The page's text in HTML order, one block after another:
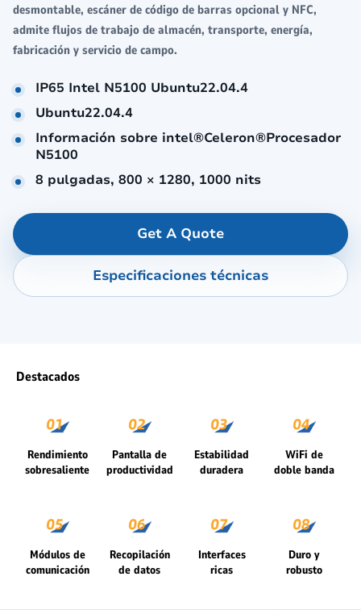
desmontable, escáner de código de barras opcional y NFC,
admite flujos de trabajo de almacén, transporte, energía,
fabricación y servicio de campo.
IP65 Intel N5100 Ubuntu22.04.4
Ubuntu22.04.4
Información sobre intel®Celeron®Procesador
N5100
8 pulgadas, 800 × 1280, 1000 nits
Get A Quote
Especificaciones técnicas
Destacados
Rendimiento
sobresaliente
Pantalla de
productividad
Estabilidad
duradera
WiFi de
doble banda
Módulos de
comunicación
Recopilación
de datos
Interfaces
ricas
Duro y
robusto